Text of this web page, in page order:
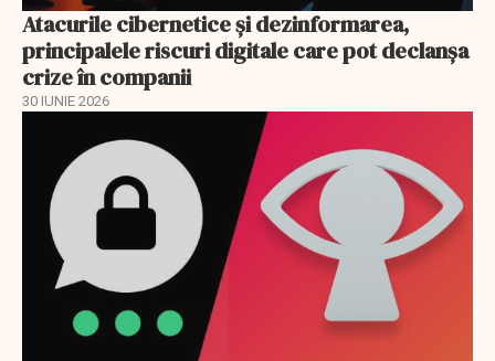
Atacurile cibernetice şi dezinformarea,
principalele riscuri digitale care pot declanşa
crize în companii
30 IUNIE 2026